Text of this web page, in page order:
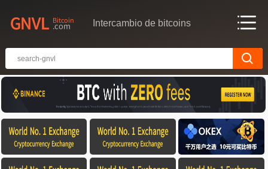
Intercambio de bitcoins